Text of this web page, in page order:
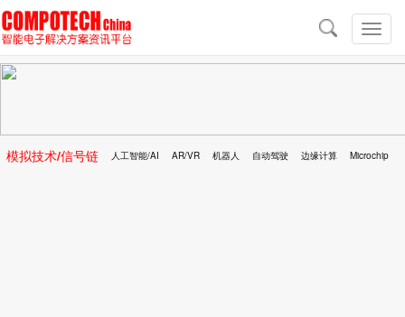
切
换
导
导
航
模拟技术/信号链 人工智能/AI AR/VR 机器人 自动驾驶 边缘计算 Microchip